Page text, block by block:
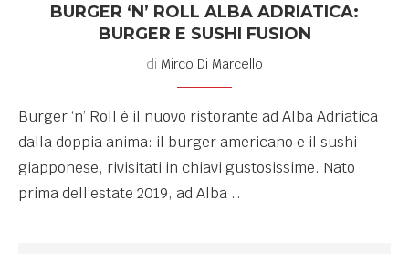
BURGER ‘N’ ROLL ALBA ADRIATICA:
BURGER E SUSHI FUSION
di Mirco Di Marcello
Burger ‘n’ Roll è il nuovo ristorante ad Alba Adriatica
dalla doppia anima: il burger americano e il sushi
giapponese, rivisitati in chiavi gustosissime. Nato
prima dell’estate 2019, ad Alba …